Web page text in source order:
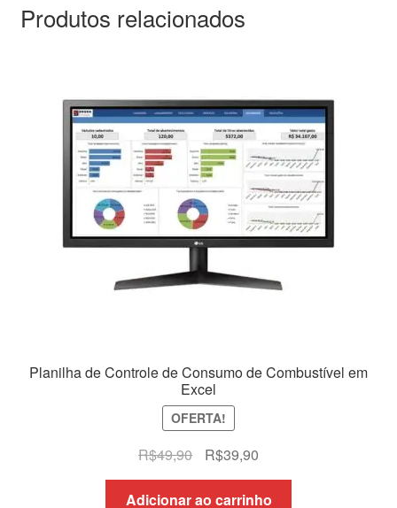
Produtos relacionados
Planilha de Controle de Consumo de Combustível em
Excel
OFERTA!
R$49,90
O
preço
original
R$39,90O
preço
atual
Adicionar ao carrinho